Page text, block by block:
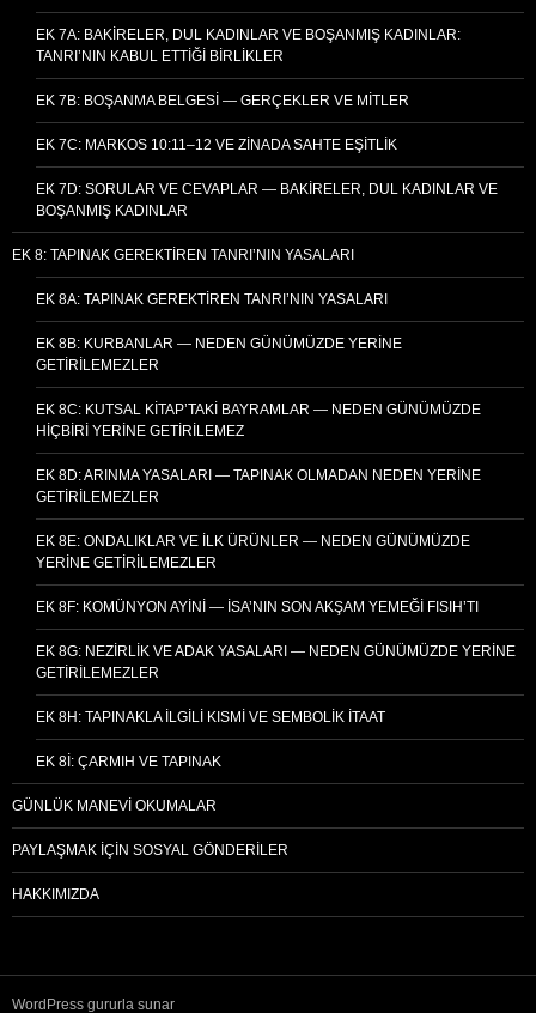
EK 7A: BAKIRELER, DUL KADINLAR VE BOŞANMIŞ KADINLAR:
TANRI’NIN KABUL ETTIĞI BIRLIKLER
EK 7B: BOŞANMA BELGESI — GERÇEKLER VE MITLER
EK 7C: MARKOS 10:11–12 VE ZINADA SAHTE EŞITLIK
EK 7D: SORULAR VE CEVAPLAR — BAKIRELER, DUL KADINLAR VE
BOŞANMIŞ KADINLAR
EK 8: TAPINAK GEREKTIREN TANRI’NIN YASALARI
EK 8A: TAPINAK GEREKTIREN TANRI’NIN YASALARI
EK 8B: KURBANLAR — NEDEN GÜNÜMÜZDE YERINE
GETIRILEMEZLER
EK 8C: KUTSAL KITAP’TAKI BAYRAMLAR — NEDEN GÜNÜMÜZDE
HIÇBIRI YERINE GETIRILEMEZ
EK 8D: ARINMA YASALARI — TAPINAK OLMADAN NEDEN YERINE
GETIRILEMEZLER
EK 8E: ONDALIKLAR VE İLK ÜRÜNLER — NEDEN GÜNÜMÜZDE
YERINE GETIRILEMEZLER
EK 8F: KOMÜNYON AYINI — İSA’NIN SON AKŞAM YEMEĞI FISIH’TI
EK 8G: NEZIRLIK VE ADAK YASALARI — NEDEN GÜNÜMÜZDE YERINE
GETIRILEMEZLER
EK 8H: TAPINAKLA İLGILI KISMI VE SEMBOLIK İTAAT
EK 8I: ÇARMIH VE TAPINAK
GÜNLÜK MANEVI OKUMALAR
PAYLAŞMAK İÇIN SOSYAL GÖNDERILER
HAKKIMIZDA
WordPress gururla sunar